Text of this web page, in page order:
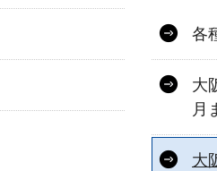
各
大
月
大